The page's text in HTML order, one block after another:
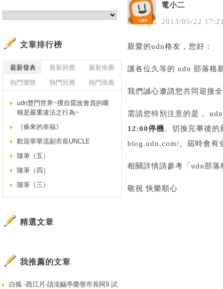
電小二
2013/05/22 17:
親愛的udn格友，您好：
讓各位久等的 udn 部落格
我們誠心邀請您共同迎接
需請您特別注意的是，
12:00停機。切換完畢後
blog.udn.com/。屆時會有
相關詳情請參考「 udn部落
敬祝 快樂順心
文章排行榜
最新發表 最新回應
最新推薦
熱門瀏覽
熱門回應 熱門推薦
udn楚門世界~擅自竄改會員的暱
稱是嚴重違法之行為~
《偷來的幸福》
歡迎翠華流副市長UNCLE
隨筆（五）
隨筆（四）
隨筆（三）
精選文章
我推薦的文章
白狐 -西江月-請流觴亭榮譽市長阿9 試